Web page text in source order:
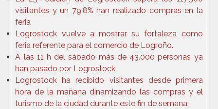
visitantes y un 79,8% han realizado compras en la
feria
Logrostock vuelve a mostrar su fortaleza como
feria referente para el comercio de Logroño.
A las 11 h del sábado más de 43.000 personas ya
han pasado por Logrostock
Logrostock ha recibido visitantes desde primera
hora de la mañana dinamizando las compras y el
turismo de la ciudad durante este fin de semana.